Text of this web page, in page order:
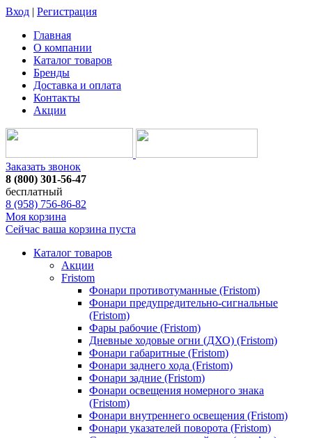
Вход | Регистрация
Главная
О компании
Каталог товаров
Бренды
Доставка и оплата
Контакты
Акции
Заказать звонок
8 (800) 301-56-47
бесплатный
8 (958) 756-86-82
Моя корзина
Сейчас ваша корзина пуста
Каталог товаров
Акции
Fristom
Фонари противотуманные (Fristom)
Фонари предупредительно-сигнальные
(Fristom)
Фары рабочие (Fristom)
Дневные ходовые огни (ДХО) (Fristom)
Фонари габаритные (Fristom)
Фонари заднего хода (Fristom)
Фонари задние (Fristom)
Фонари освещения номерного знака
(Fristom)
Фонари внутреннего освещения (Fristom)
Фонари указателей поворота (Fristom)